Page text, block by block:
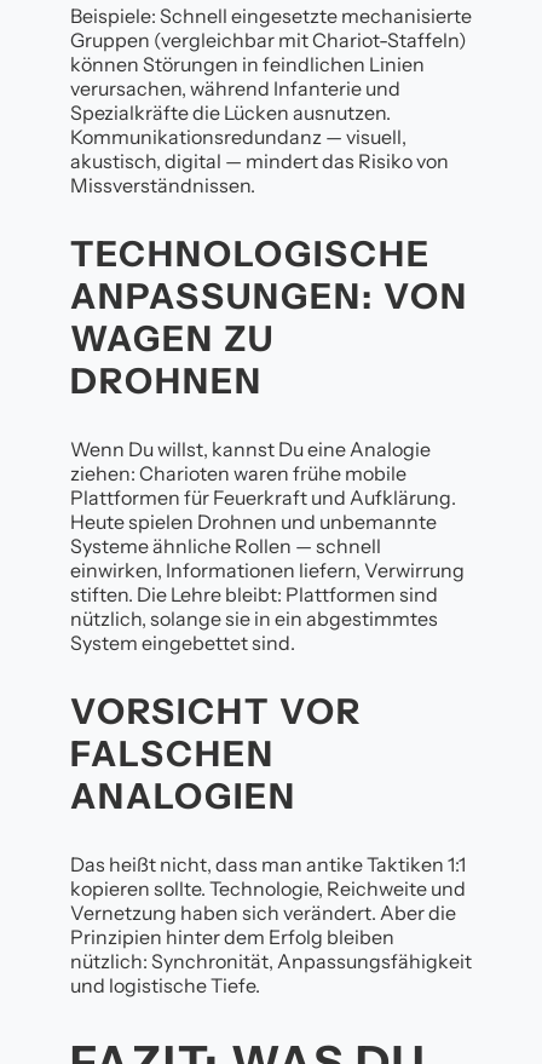
Beispiele: Schnell eingesetzte mechanisierte
Gruppen (vergleichbar mit Chariot-Staffeln)
können Störungen in feindlichen Linien
verursachen, während Infanterie und
Spezialkräfte die Lücken ausnutzen.
Kommunikationsredundanz — visuell,
akustisch, digital — mindert das Risiko von
Missverständnissen.
TECHNOLOGISCHE
ANPASSUNGEN: VON
WAGEN ZU
DROHNEN
Wenn Du willst, kannst Du eine Analogie
ziehen: Charioten waren frühe mobile
Plattformen für Feuerkraft und Aufklärung.
Heute spielen Drohnen und unbemannte
Systeme ähnliche Rollen — schnell
einwirken, Informationen liefern, Verwirrung
stiften. Die Lehre bleibt: Plattformen sind
nützlich, solange sie in ein abgestimmtes
System eingebettet sind.
VORSICHT VOR
FALSCHEN
ANALOGIEN
Das heißt nicht, dass man antike Taktiken 1:1
kopieren sollte. Technologie, Reichweite und
Vernetzung haben sich verändert. Aber die
Prinzipien hinter dem Erfolg bleiben
nützlich: Synchronität, Anpassungsfähigkeit
und logistische Tiefe.